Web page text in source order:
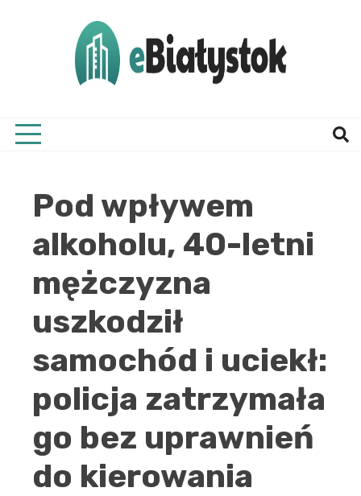
Pod wpływem
alkoholu, 40-letni
mężczyzna
uszkodził
samochód i uciekł:
policja zatrzymała
go bez uprawnień
do kierowania